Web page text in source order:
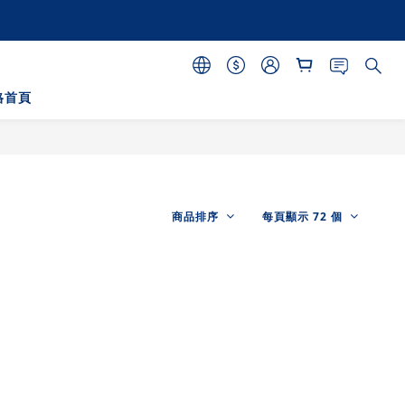
首頁
商品排序 每頁顯示 72 個